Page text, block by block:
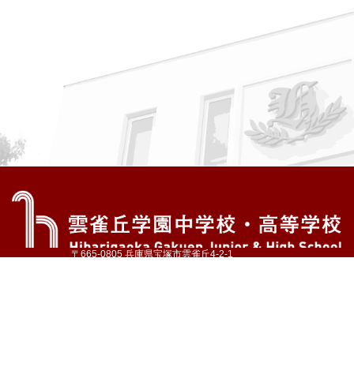
〒665-0805 兵庫県宝塚市雲雀丘4-2-1